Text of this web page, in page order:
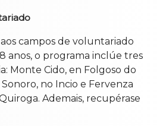
campos de voluntariado
anos, o programa inclúe tres
Monte Cido, en Folgoso do
no Incio e Fervenza
Ademais, recupérase